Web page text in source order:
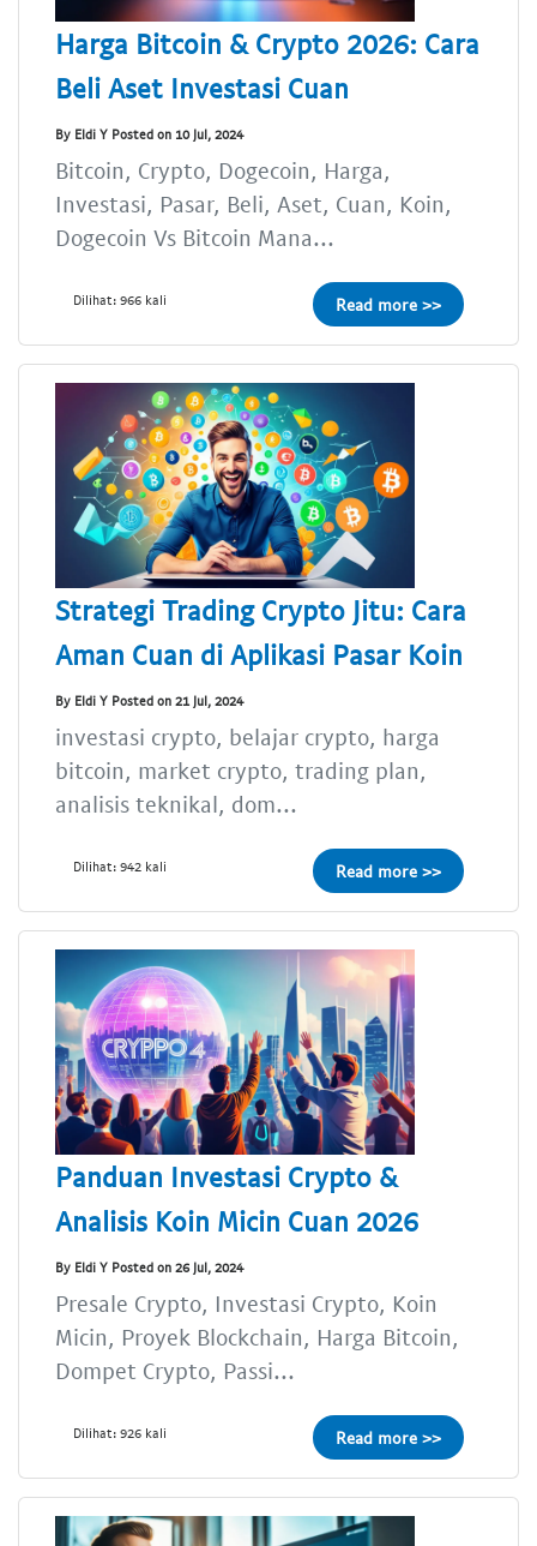
Harga Bitcoin & Crypto 2026: Cara
Beli Aset Investasi Cuan
By Eldi Y Posted on 10 Jul, 2024
Bitcoin, Crypto, Dogecoin, Harga,
Investasi, Pasar, Beli, Aset, Cuan, Koin,
Dogecoin Vs Bitcoin Mana...
Dilihat: 966 kali Read more >>
Strategi Trading Crypto Jitu: Cara
Aman Cuan di Aplikasi Pasar Koin
By Eldi Y Posted on 21 Jul, 2024
investasi crypto, belajar crypto, harga
bitcoin, market crypto, trading plan,
analisis teknikal, dom...
Dilihat: 942 kali Read more >>
Panduan Investasi Crypto &
Analisis Koin Micin Cuan 2026
By Eldi Y Posted on 26 Jul, 2024
Presale Crypto, Investasi Crypto, Koin
Micin, Proyek Blockchain, Harga Bitcoin,
Dompet Crypto, Passi...
Dilihat: 926 kali Read more >>